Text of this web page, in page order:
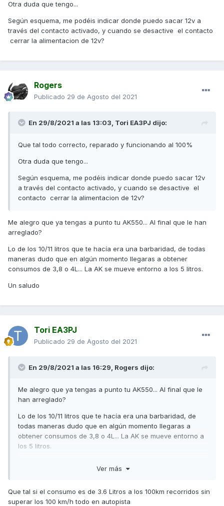
Otra duda que tengo...
Según esquema, me podéis indicar donde puedo sacar 12v a
través del contacto activado, y cuando se desactive el contacto
cerrar la alimentacion de 12v?
Rogers
Publicado 29 de Agosto del 2021
En 29/8/2021 a las 13:03, Tori EA3PJ dijo:
Que tal todo correcto, reparado y funcionando al 100%
Otra duda que tengo...
Según esquema, me podéis indicar donde puedo sacar 12v
a través del contacto activado, y cuando se desactive el
contacto cerrar la alimentacion de 12v?
Me alegro que ya tengas a punto tu AK550... Al final que le han
arreglado?
Lo de los 10/11 litros que te hacía era una barbaridad, de todas
maneras dudo que en algún momento llegaras a obtener
consumos de 3,8 o 4L... La AK se mueve entorno a los 5 litros.
Un saludo
Tori EA3PJ
Publicado 29 de Agosto del 2021
En 29/8/2021 a las 16:29, Rogers dijo:
Me alegro que ya tengas a punto tu AK550... Al final que le
han arreglado?
Lo de los 10/11 litros que te hacía era una barbaridad, de
todas maneras dudo que en algún momento llegaras a
obtener consumos de 3,8 o 4L... La AK se mueve entorno a
los 5 litros.
Ver más
Que tal si el consumo es de 3.6 Litros a los 100km recorridos sin
superar los 100 km/h todo en autopista